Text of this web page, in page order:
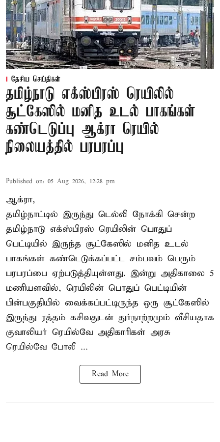
தேசிய செய்திகள்
தமிழ்நாடு எக்ஸ்பிரஸ் ரெயிலில்
சூட்கேஸில் மனித உடல் பாகங்கள்
கண்டெடுப்பு ஆக்ரா ரெயில்
நிலையத்தில் பரபரப்பு
Published on: 05 Aug 2026, 12:28 pm
ஆக்ரா,
தமிழ்நாட்டில் இருந்து டெல்லி நோக்கி சென்ற
தமிழ்நாடு எக்ஸ்பிரஸ் ரெயிலின் பொதுப்
பெட்டியில் இருந்த சூட்கேஸில் மனித உடல்
பாகங்கள் கண்டெடுக்கப்பட்ட சம்பவம் பெரும்
பரபரப்பை ஏற்படுத்தியுள்ளது. இன்று அதிகாலை 5
மணியளவில், ரெயிலின் பொதுப் பெட்டியின்
பின்பகுதியில் வைக்கப்பட்டிருந்த ஒரு சூட்கேஸில்
இருந்து ரத்தம் கசிவதுடன் துர்நாற்றமும் வீசியதாக
குவாலியர் ரெயில்வே அதிகாரிகள் அரசு
ரெயில்வே போலீ ...
Read More